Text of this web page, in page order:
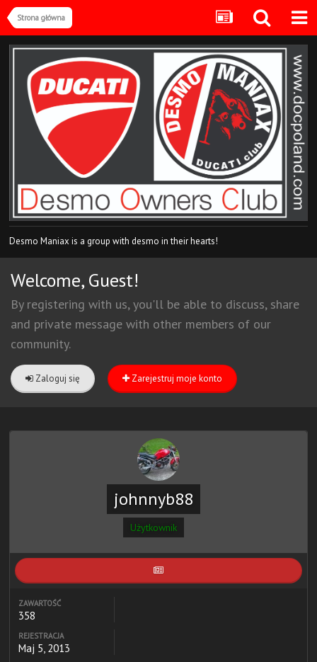
Strona główna
Desmo Maniax is a group with desmo in their hearts!
Welcome, Guest!
By registering with us, you'll be able to discuss, share
and private message with other members of our
community.
Zaloguj się Zarejestruj moje konto
johnnyb88
Użytkownik
ZAWARTOŚĆ
358
REJESTRACJA
Maj 5, 2013